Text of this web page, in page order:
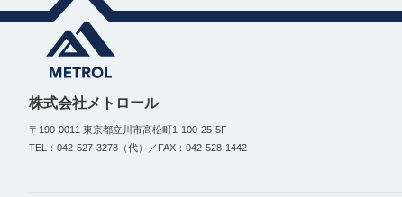
株式会社メトロール
〒190-0011 東京都立川市高松町1-100-25-5F
TEL：042-527-3278（代）／FAX：042-528-1442